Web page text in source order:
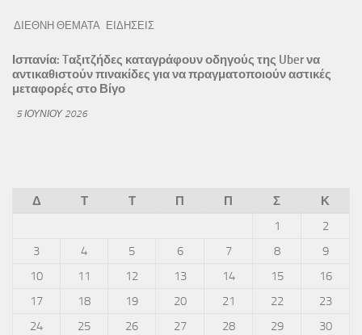
ΔΙΕΘΝΗ ΘΕΜΑΤΑ ΕΙΔΗΣΕΙΣ
Ισπανία: Tαξιτζήδες καταγράφουν οδηγούς της Uber να
αντικαθιστούν πινακίδες για να πραγματοποιούν αστικές
μεταφορές στο Βίγο
5 ΙΟΥΝΊΟΥ 2026
Δ Τ Τ Π Π Σ
Κ
1
2
3
4 5 6 7 8
9
10
11 12 13 14 15
16
17
18 19 20 21 22
23
24
25 26 27 28 29
30